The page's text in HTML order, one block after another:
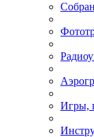
Игры,